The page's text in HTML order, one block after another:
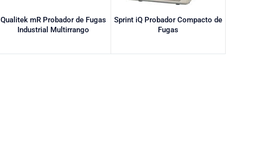
Qualitek mR Probador de Fugas
Industrial Multirrango
Sprint iQ Probador Compacto de
Fugas